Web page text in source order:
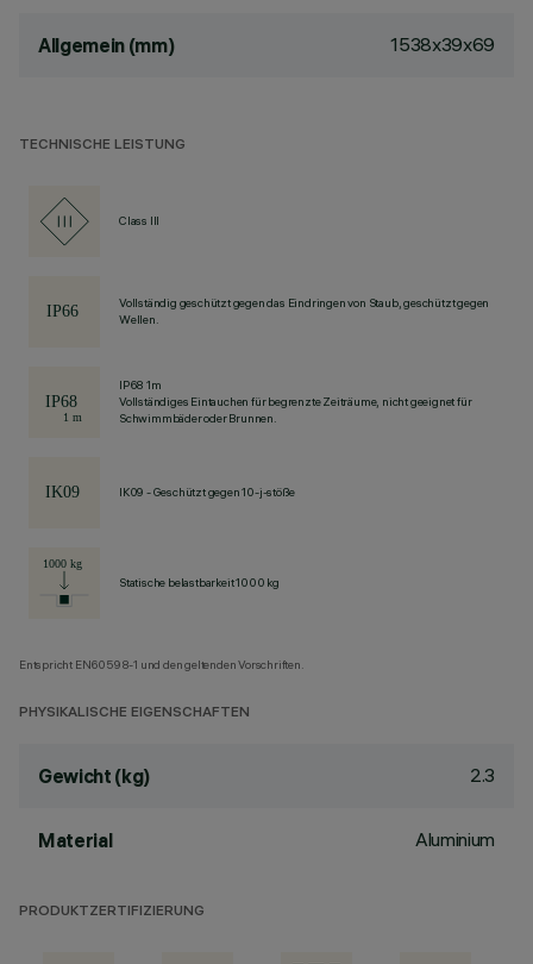
Allgemein (mm) 1538x39x69
TECHNISCHE LEISTUNG
Class III
Vollständig geschützt gegen das Eindringen von Staub, geschützt gegen
Wellen.
IP68 1m
Vollständiges Eintauchen für begrenzte Zeiträume, nicht geeignet für
Schwimmbäder oder Brunnen.
IK09 - Geschützt gegen 10-j-stöße
Statische belastbarkeit 1000 kg
Entspricht EN60598-1 und den geltenden Vorschriften.
PHYSIKALISCHE EIGENSCHAFTEN
Gewicht (kg) 2.3
Material Aluminium
PRODUKTZERTIFIZIERUNG